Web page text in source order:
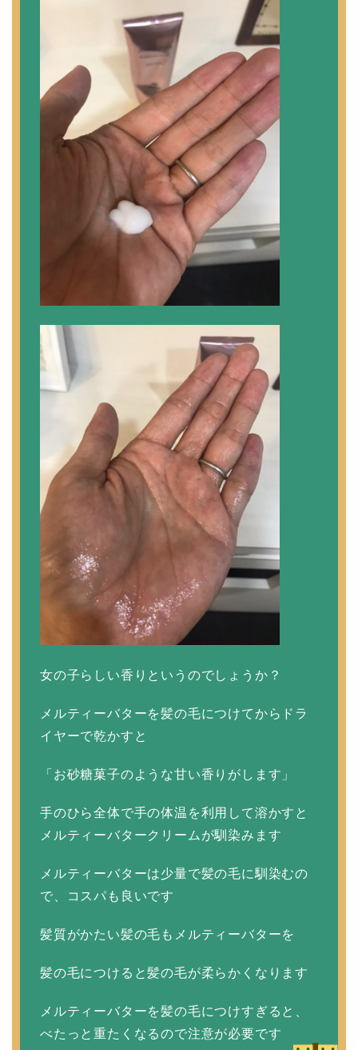
女の子らしい香りというのでしょうか？
メルティーバターを髪の毛につけてからドラ
イヤーで乾かすと
「お砂糖菓子のような甘い香りがします」
手のひら全体で手の体温を利用して溶かすと
メルティーバタークリームが馴染みます
メルティーバターは少量で髪の毛に馴染むの
で、コスパも良いです
髪質がかたい髪の毛もメルティーバターを
髪の毛につけると髪の毛が柔らかくなります
メルティーバターを髪の毛につけすぎると、
べたっと重たくなるので注意が必要です